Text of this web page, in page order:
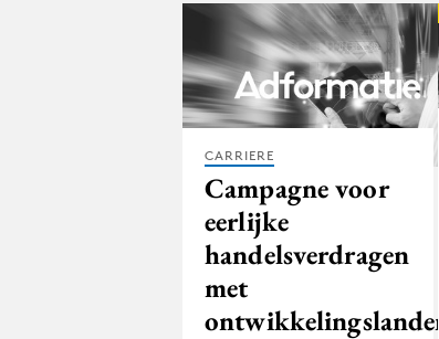
CARRIERE
Campagne voor
eerlijke
handelsverdragen
met
ontwikkelingslanden